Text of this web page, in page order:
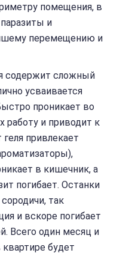
помещения, в
и
перемещению и
содержит сложный
усваивается
проникает во
работу и приводит к
привлекает
в кишечник, а
погибает. Останки
так
и вскоре погибает
Всего один месяц и
будет